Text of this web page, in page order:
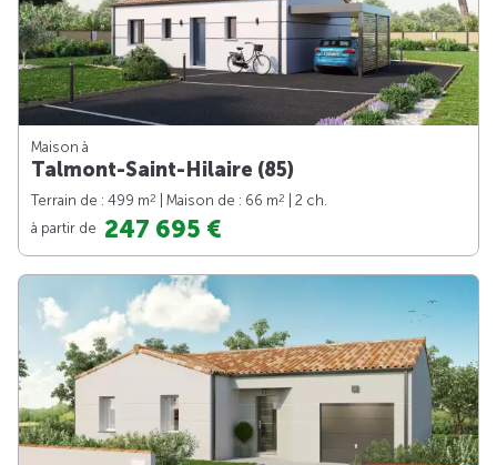
Maison à
Talmont-Saint-Hilaire (85)
Terrain de : 499 m2 | Maison de : 66 m2
| 2 ch.
à partir de 247 695 €